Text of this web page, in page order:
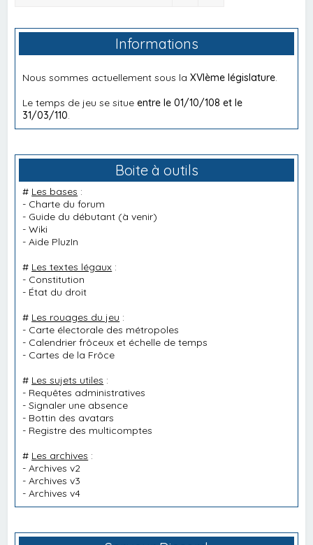
Informations
Nous sommes actuellement sous laXVIème législature.
Le temps de jeu se situeentre le 01/10/108 et le
31/03/110.
Boite à outils
# Les bases :
- Charte du forum
- Guide du débutant (à venir)
-Wiki
-Aide PluzIn
# Les textes légaux :
- Constitution
- État du droit
# Les rouages du jeu :
- Carte électorale des métropoles
- Calendrier frôceux et échelle de temps
- Cartes de la Frôce
# Les sujets utiles :
- Requêtes administratives
-Signaler une absence
- Bottin des avatars
- Registre des multicomptes
# Les archives :
-Archives v2
-Archives v3
-Archives v4